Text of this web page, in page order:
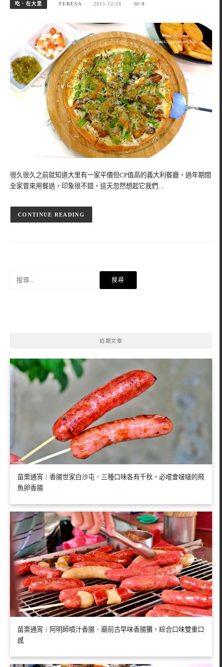
吃．在大里 TERESA 2015-12-28 0
很久很久之前就知道大里有一家平價但CP值高的義大利餐廳，過年期間
全家曾來用餐過，印象很不錯，這天忽然想起它我們…
CONTINUE READING
近期文章
苗栗通宵︱香腸世家白沙屯．三種口味各有千秋，必嚐會啵啵的飛
魚卵香腸
苗栗通宵︱阿明師噴汁香腸．廟前古早味香腸攤，綜合口味雙重口
感